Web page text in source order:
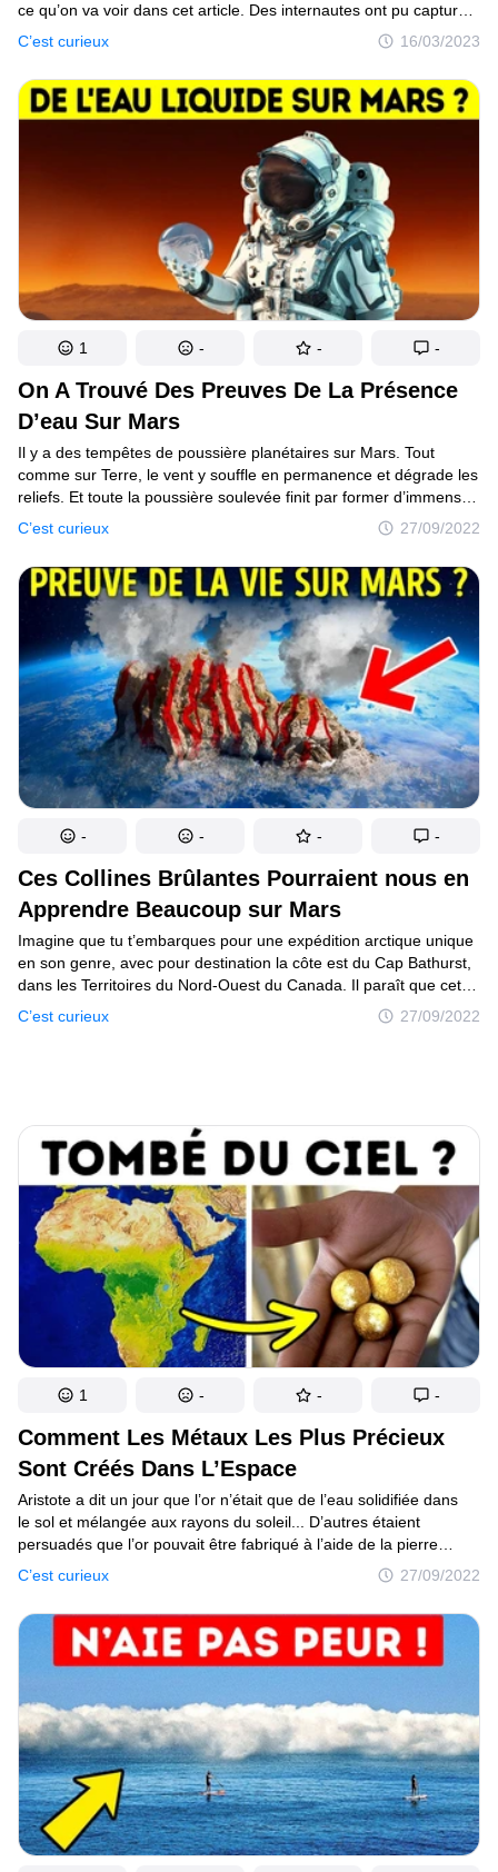
C’est curieux 16/03/2023
ce qu’on va voir dans cet article. Des internautes ont pu capturer
des photos au meilleur moment, ce qui a donné des résultats
incroyables. Nous avons décidé de compiler tout ça, pour que
tu puisses les apprécier avec nous.
On A Trouvé Des Preuves De La Présence
D’eau Sur Mars
C’est curieux 27/09/2022
Il y a des tempêtes de poussière planétaires sur Mars. Tout
comme sur Terre, le vent y souffle en permanence et dégrade les
reliefs. Et toute la poussière soulevée finit par former d’immenses
nuages. Ces nuages absorbent la lumière du soleil
et se réchauffent, ce qui rend les vents plus intenses encore.
Sans pluie ni océans, les nuages deviennent, à intervalles
réguliers, si grands qu’ils enveloppent la planète entière et créent
des tempêtes de poussière gigantesques.
1 - - -
Ces Collines Brûlantes Pourraient nous en
Apprendre Beaucoup sur Mars
C’est curieux 27/09/2022
Imagine que tu t’embarques pour une expédition arctique unique
en son genre, avec pour destination la côte est du Cap Bathurst,
dans les Territoires du Nord-Ouest du Canada. Il paraît que cet
endroit n’a pas son pareil sur la planète Terre. La destination
finale est un lieu incroyable, connu sous le nom de Smoking Hills,
d’étude pour découvrir la vie sur la planète rouge. À bord du petit
vaisseau de croisière, tu sors sur le pont et tu es témoin d’une
scène inhabituelle à l’horizon : tu vois des nuages de fumée
se former près d’une colline en bord de mer.
- - - -
Comment Les Métaux Les Plus Précieux
Sont Créés Dans L’Espace
C’est curieux 27/09/2022
Aristote a dit un jour que l’or n’était que de l’eau solidifiée dans
le sol et mélangée aux rayons du soleil... D’autres étaient
persuadés que l’or pouvait être fabriqué à l’aide de la pierre
philosophale. Lorsque les anciens Incas ont vu de l’or pour
la première fois, ils ont imaginé que ce métal, tombant du ciel,
était les larmes d’une divinité. Mais sa véritable origine semble
en elle-même beaucoup plus spectaculaire. Rendons-nous dans
un passé très lointain, à une époque où il n’y avait encore
n’existaient même pas encore. Une époque où les formes de vie
les plus simples commençaient tout juste à exister. Notre planète
ressemblait alors à un immense chaudron remplis d’éléments
chimiques. Les volcans, les tremblements de terre et les éclairs
se déchaînaient en permanence. C’était il y a environ 3,9
milliards d’années.
1 - - -